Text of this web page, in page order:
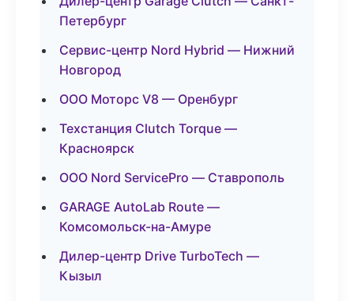
Петербург
Сервис-центр Nord Hybrid — Нижний
Новгород
ООО Моторс V8 — Оренбург
Техстанция Clutch Torque —
Красноярск
ООО Nord ServicePro — Ставрополь
GARAGE AutoLab Route —
Комсомольск-на-Амуре
Дилер-центр Drive TurboTech —
Кызыл